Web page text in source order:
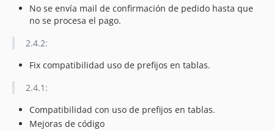
No se envía mail de confirmación de pedido hasta que
no se procesa el pago.
2.4.2:
Fix compatibilidad uso de prefijos en tablas.
2.4.1:
Compatibilidad con uso de prefijos en tablas.
Mejoras de código